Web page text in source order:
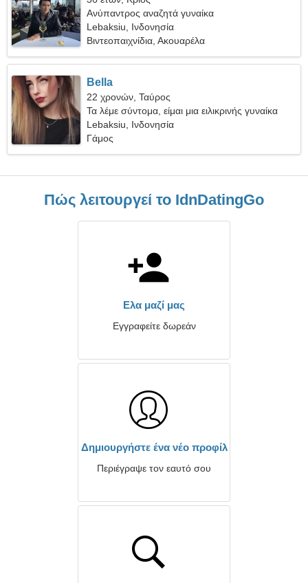
Ανύπαντρος αναζητά γυναίκα
Lebaksiu, Ινδονησία
Βιντεοπαιχνίδια, Ακουαρέλα
Bella
22 χρονών, Ταύρος
Τα λέμε σύντομα, είμαι μια ειλικρινής γυναίκα
Lebaksiu, Ινδονησία
Γάμος
Πώς λειτουργεί το IdnDatingGo
Ελα μαζί μας
Εγγραφείτε δωρεάν
Δημιουργήστε ένα νέο προφίλ
Περιέγραψε τον εαυτό σου